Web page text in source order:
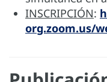
INSCRIPCIÓN:
org.zoom.us/